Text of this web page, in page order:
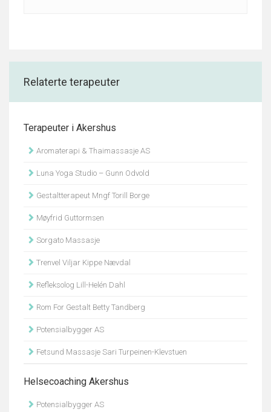
Relaterte terapeuter
Terapeuter i Akershus
Aromaterapi & Thaimassasje AS
Luna Yoga Studio – Gunn Odvold
Gestaltterapeut Mngf Torill Borge
Møyfrid Guttormsen
Sorgato Massasje
Trenvel Viljar Kippe Nævdal
Refleksolog Lill-Helén Dahl
Rom For Gestalt Betty Tandberg
Potensialbygger AS
Fetsund Massasje Sari Turpeinen-Klevstuen
Helsecoaching Akershus
Potensialbygger AS